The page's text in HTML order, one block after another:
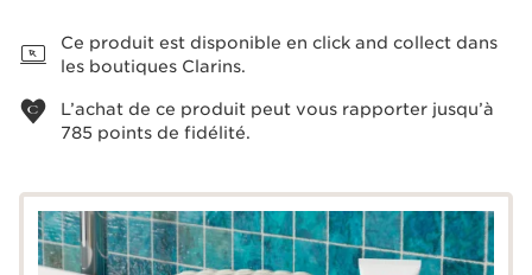
Ce produit est disponible en click and collect dans
les boutiques Clarins.
L’achat de ce produit peut vous rapporter jusqu’à
785 points de fidélité.